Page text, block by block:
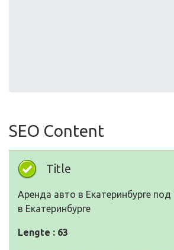
SEO Content
Title
Аренда авто в Екатеринбурге под
в Екатеринбурге
Lengte : 63